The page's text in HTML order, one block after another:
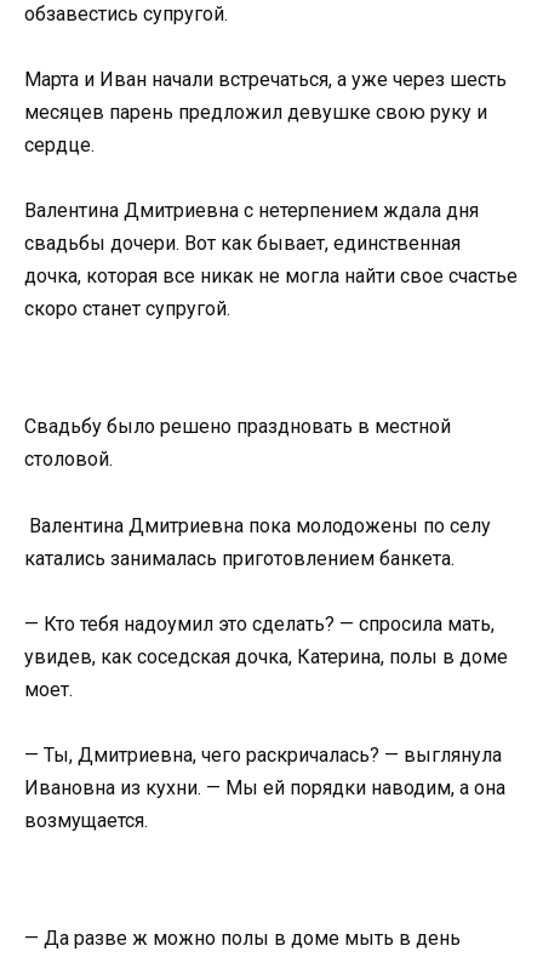
обзавестись супругой.
Марта и Иван начали встречаться, а уже через шесть
месяцев парень предложил девушке свою руку и
сердце.
Валентина Дмитриевна с нетерпением ждала дня
свадьбы дочери. Вот как бывает, единственная
дочка, которая все никак не могла найти свое счастье
скоро станет супругой.
Свадьбу было решено праздновать в местной
столовой.
Валентина Дмитриевна пока молодожены по селу
катались занималась приготовлением банкета.
— Кто тебя надоумил это сделать? — спросила мать,
увидев, как соседская дочка, Катерина, полы в доме
моет.
— Ты, Дмитриевна, чего раскричалась? — выглянула
Ивановна из кухни. — Мы ей порядки наводим, а она
возмущается.
— Да разве ж можно полы в доме мыть в день